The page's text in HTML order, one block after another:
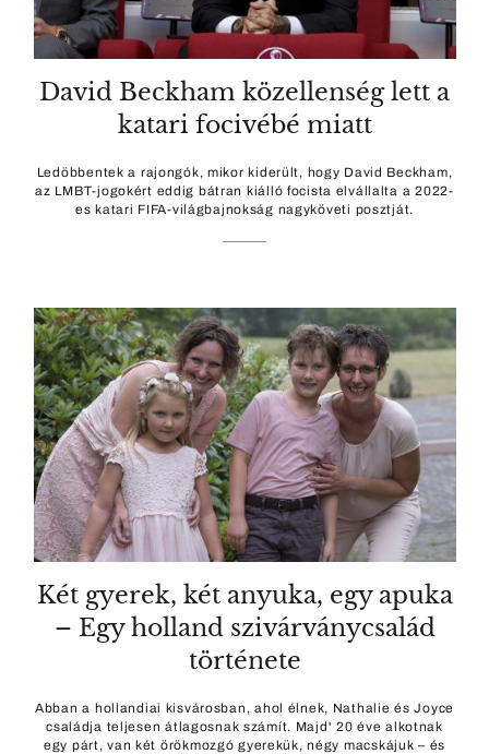
David Beckham közellenség lett a
katari focivébé miatt
Ledöbbentek a rajongók, mikor kiderült, hogy David Beckham,
az LMBT-jogokért eddig bátran kiálló focista elvállalta a 2022-
es katari FIFA-világbajnokság nagyköveti posztját.
Két gyerek, két anyuka, egy apuka
– Egy holland szivárványcsalád
története
Abban a hollandiai kisvárosban, ahol élnek, Nathalie és Joyce
családja teljesen átlagosnak számít. Majd' 20 éve alkotnak
egy párt, van két örökmozgó gyerekük, négy macskájuk – és